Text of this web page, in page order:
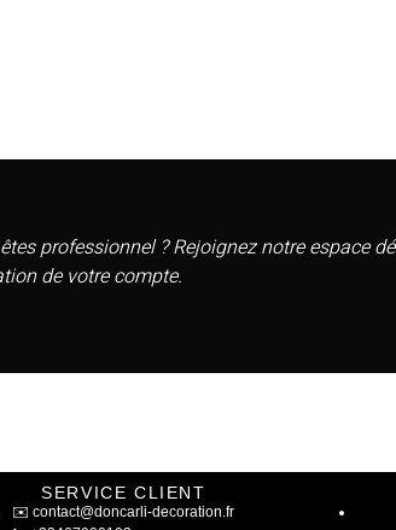
professionnel ? Rejoignez notre espace
de votre compte.
SERVICE CLIENT
✉️ contact@doncarli-decoration.fr